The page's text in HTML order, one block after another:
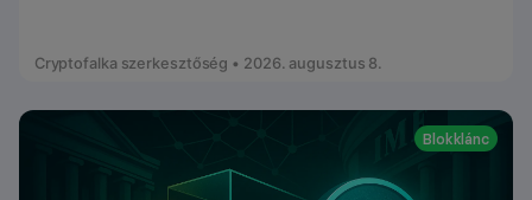
Cryptofalka szerkesztőség • 2026. augusztus 8.
Blokklánc